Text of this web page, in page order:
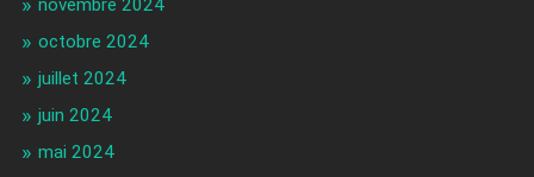
novembre 2024
octobre 2024
juillet 2024
juin 2024
mai 2024